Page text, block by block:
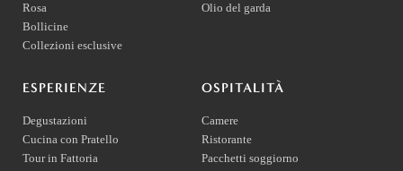
Rosa
Bollicine
Collezioni esclusive
Olio del garda
ESPERIENZE
Degustazioni
Cucina con Pratello
Tour in Fattoria
OSPITALITÀ
Camere
Ristorante
Pacchetti soggiorno